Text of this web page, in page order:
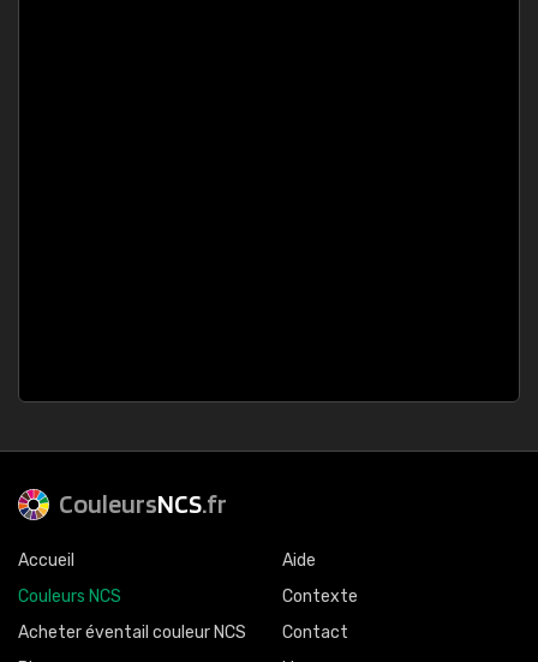
CouleursNCS.fr
Accueil
Couleurs NCS
Acheter éventail couleur NCS
Aide
Contexte
Contact